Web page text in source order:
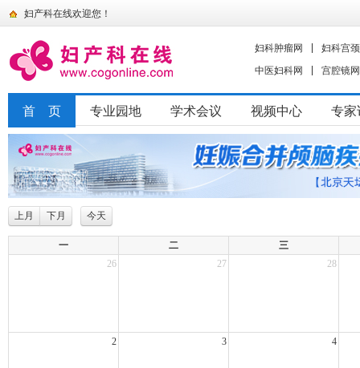
妇产科在线欢迎您！
妇科肿瘤网
妇科宫
中医妇科网
宫腔镜网
首 页 专业园地 学术会议 视频中心 专家
上月 下月 今天
一 二
三
26
27 28
2 3 4